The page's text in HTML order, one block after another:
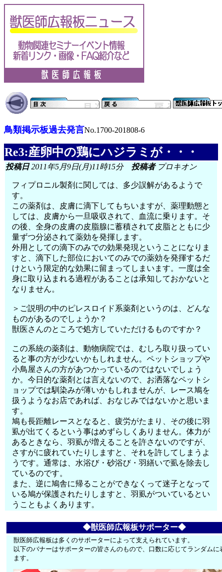
鳥類掲示板過去発言No.1700-201808-6
Re3:産卵中の鶏にハジラミが・・・
投稿日2011年5月9日(月)11時15分 投稿者プロキオン
フィプロニル製剤に関しては、多少誤解があるようで
す。
この薬剤は、皮膚に滴下してもちいますが、薬理動態と
しては、皮膚から一旦吸収されて、血流に乗ります。そ
の後、全身の皮膚の皮脂腺に蓄積されて皮脂とともに少
量ずつ分泌されて薬効を発揮します。
外用としての滴下のみでの効果発現ということになりま
すと、滴下した部位においてのみでの薬効を発揮するだ
けという限定的な効果に留まってしまいます。一度は全
身に取り込まれる過程があることは承知しておかないと
なりません。
＞ご説明の中のピレスロイド系薬剤というのは、どんな
ものがあるのでしょうか？
獣医さんのところで処方していただけるものですか？
この系統の薬剤は、動物病院では、むしろ取り扱ってい
ると事の方が少ないかもしれません。ペットショップや
小鳥屋さんの方があつかっているのではないでしょう
か。今日的な薬剤とは言えないので、お洒落なペットシ
ョップでは馴染みが薄いかもしれませんが、レース鳩を
扱うようなお店であれば、おなじみではないかと思いま
す。
鳩も長距離レースとなると、疲労がたまり、その後に羽
虱が出てくるという事はめずらしくありません。体力が
あるときなら、羽虱が増えることを許さないのですが、
さすがに疲れていたりしますと、それを許してしまうよ
うです。通常は、水浴び・砂浴び・羽繕いで虱を除去し
ているのです。
また、逆に鳩舎に帰ることができなくって迷子となって
いる鳩が保護されたりしますと、羽虱がついているとい
うこともよくあります。
◆獣医師広報板サポーター◆
獣医師広報板は多くのサポーターによって支えられています。
以下のバナーはサポーターの皆さんのもので、口数に応じてランダムに
ます。